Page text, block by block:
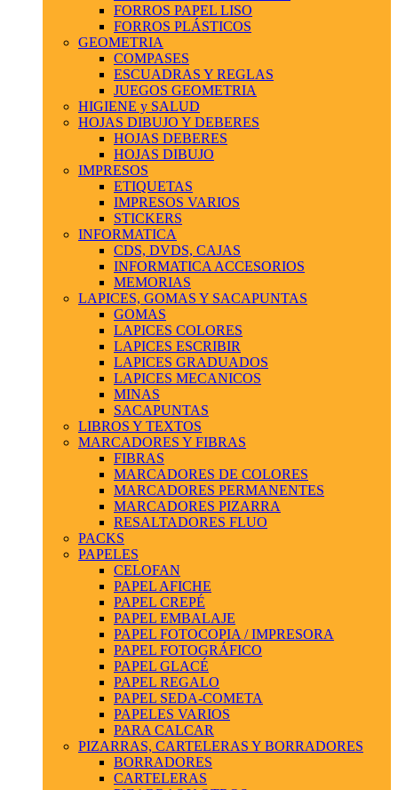
FORROS PAPEL LISO
FORROS PLÁSTICOS
GEOMETRIA
COMPASES
ESCUADRAS Y REGLAS
JUEGOS GEOMETRIA
HIGIENE y SALUD
HOJAS DIBUJO Y DEBERES
HOJAS DEBERES
HOJAS DIBUJO
IMPRESOS
ETIQUETAS
IMPRESOS VARIOS
STICKERS
INFORMATICA
CDS, DVDS, CAJAS
INFORMATICA ACCESORIOS
MEMORIAS
LAPICES, GOMAS Y SACAPUNTAS
GOMAS
LAPICES COLORES
LAPICES ESCRIBIR
LAPICES GRADUADOS
LAPICES MECANICOS
MINAS
SACAPUNTAS
LIBROS Y TEXTOS
MARCADORES Y FIBRAS
FIBRAS
MARCADORES DE COLORES
MARCADORES PERMANENTES
MARCADORES PIZARRA
RESALTADORES FLUO
PACKS
PAPELES
CELOFAN
PAPEL AFICHE
PAPEL CREPÉ
PAPEL EMBALAJE
PAPEL FOTOCOPIA / IMPRESORA
PAPEL FOTOGRÁFICO
PAPEL GLACÉ
PAPEL REGALO
PAPEL SEDA-COMETA
PAPELES VARIOS
PARA CALCAR
PIZARRAS, CARTELERAS Y BORRADORES
BORRADORES
CARTELERAS